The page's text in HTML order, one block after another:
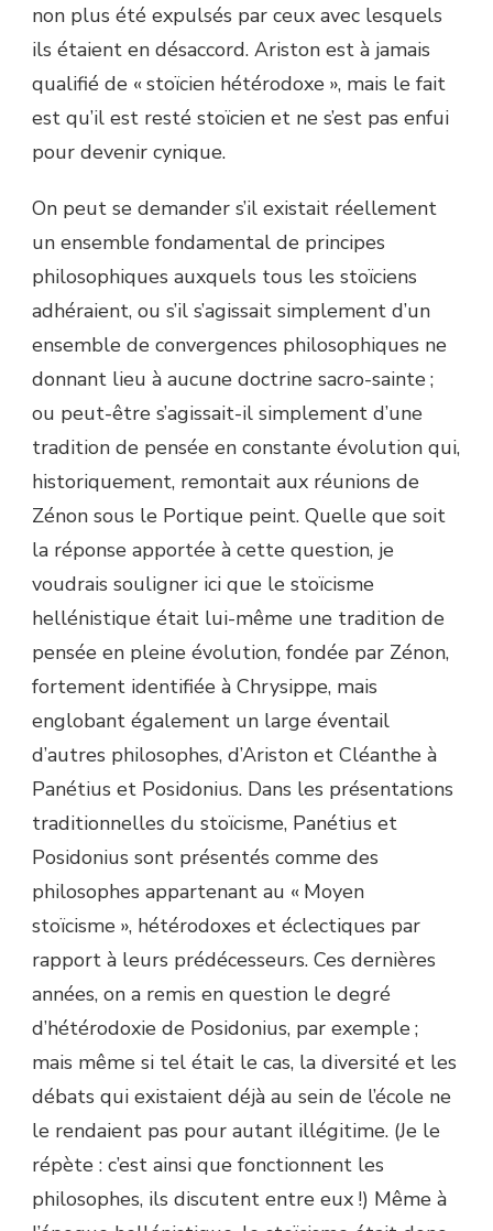
non plus été expulsés par ceux avec lesquels
ils étaient en désaccord. Ariston est à jamais
qualifié de « stoïcien hétérodoxe », mais le fait
est qu’il est resté stoïcien et ne s’est pas enfui
pour devenir cynique.
On peut se demander s’il existait réellement
un ensemble fondamental de principes
philosophiques auxquels tous les stoïciens
adhéraient, ou s’il s’agissait simplement d’un
ensemble de convergences philosophiques ne
donnant lieu à aucune doctrine sacro-sainte ;
ou peut-être s’agissait-il simplement d’une
tradition de pensée en constante évolution qui,
historiquement, remontait aux réunions de
Zénon sous le Portique peint. Quelle que soit
la réponse apportée à cette question, je
voudrais souligner ici que le stoïcisme
hellénistique était lui-même une tradition de
pensée en pleine évolution, fondée par Zénon,
fortement identifiée à Chrysippe, mais
englobant également un large éventail
d’autres philosophes, d’Ariston et Cléanthe à
Panétius et Posidonius. Dans les présentations
traditionnelles du stoïcisme, Panétius et
Posidonius sont présentés comme des
philosophes appartenant au « Moyen
stoïcisme », hétérodoxes et éclectiques par
rapport à leurs prédécesseurs. Ces dernières
années, on a remis en question le degré
d’hétérodoxie de Posidonius, par exemple ;
mais même si tel était le cas, la diversité et les
débats qui existaient déjà au sein de l’école ne
le rendaient pas pour autant illégitime. (Je le
répète : c’est ainsi que fonctionnent les
philosophes, ils discutent entre eux !) Même à